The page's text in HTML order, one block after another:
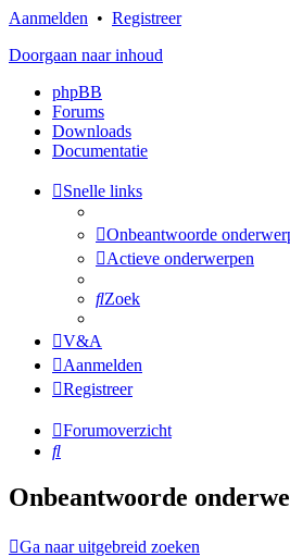
Aanmelden • Registreer
Doorgaan naar inhoud
phpBB
Forums
Downloads
Documentatie
Snelle links
Onbeantwoorde
Actieve onderwerpen
Zoek
V&A
Aanmelden
Registreer
Forumoverzicht
Zoek
Onbeantwoorde
Ga naar uitgebreid zoeken